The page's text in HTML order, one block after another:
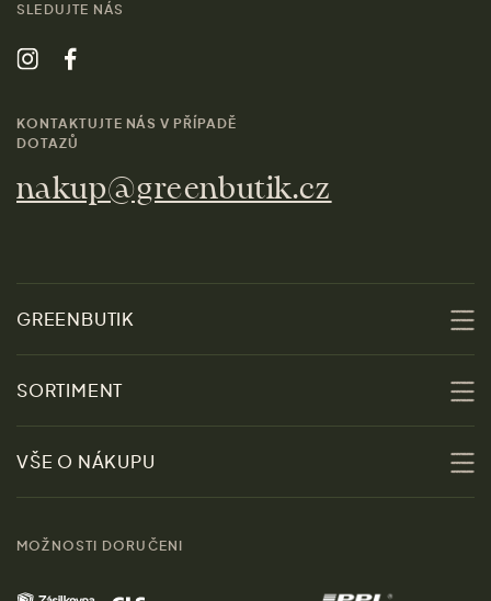
SLEDUJTE NÁS
KONTAKTUJTE NÁS V PŘÍPADĚ
DOTAZŮ
nakup@greenbutik.cz
GREENBUTIK
Udržitelnost
Obchody
Kontakt
SORTIMENT
Slevy
Ženy
Muži
VŠE O NÁKUPU
MOŽNOSTI DORUČENI